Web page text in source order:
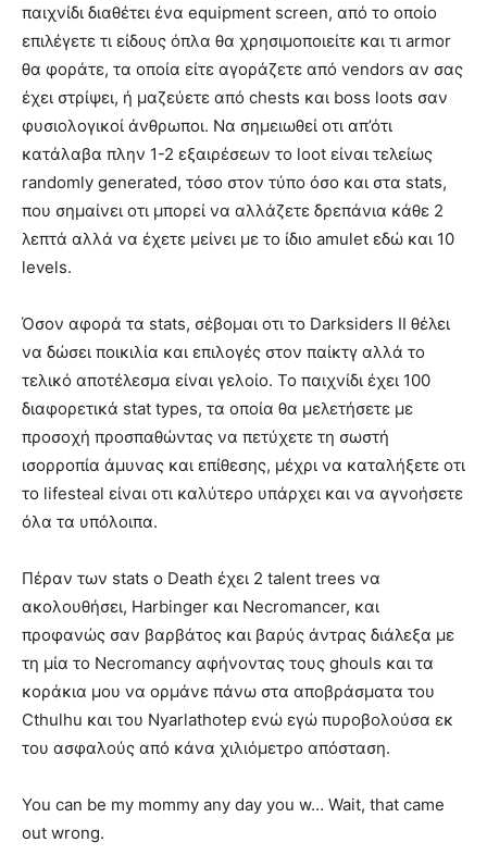
παιχνίδι διαθέτει ένα equipment screen, από το οποίο
επιλέγετε τι είδους όπλα θα χρησιμοποιείτε και τι armor
θα φοράτε, τα οποία είτε αγοράζετε από vendors αν σας
έχει στρίψει, ή μαζεύετε από chests και boss loots σαν
φυσιολογικοί άνθρωποι. Να σημειωθεί οτι απ’ότι
κατάλαβα πλην 1-2 εξαιρέσεων το loot είναι τελείως
randomly generated, τόσο στον τύπο όσο και στα stats,
που σημαίνει οτι μπορεί να αλλάζετε δρεπάνια κάθε 2
λεπτά αλλά να έχετε μείνει με το ίδιο amulet εδώ και 10
levels.
Όσον αφορά τα stats, σέβομαι οτι το Darksiders II θέλει
να δώσει ποικιλία και επιλογές στον παίκτγ αλλά το
τελικό αποτέλεσμα είναι γελοίο. Το παιχνίδι έχει 100
διαφορετικά stat types, τα οποία θα μελετήσετε με
προσοχή προσπαθώντας να πετύχετε τη σωστή
ισορροπία άμυνας και επίθεσης, μέχρι να καταλήξετε οτι
το lifesteal είναι οτι καλύτερο υπάρχει και να αγνοήσετε
όλα τα υπόλοιπα.
Πέραν των stats ο Death έχει 2 talent trees να
ακολουθήσει, Harbinger και Necromancer, και
προφανώς σαν βαρβάτος και βαρύς άντρας διάλεξα με
τη μία το Necromancy αφήνοντας τους ghouls και τα
κοράκια μου να ορμάνε πάνω στα αποβράσματα του
Cthulhu και του Nyarlathotep ενώ εγώ πυροβολούσα εκ
του ασφαλούς από κάνα χιλιόμετρο απόσταση.
You can be my mommy any day you w… Wait, that came
out wrong.